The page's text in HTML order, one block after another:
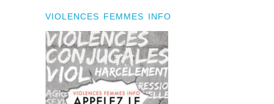
VIOLENCES FEMMES INFO